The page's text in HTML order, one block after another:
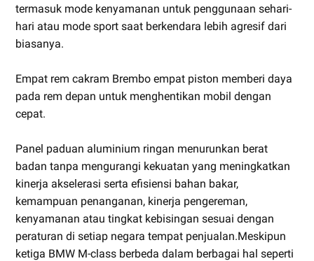
termasuk mode kenyamanan untuk penggunaan sehari-
hari atau mode sport saat berkendara lebih agresif dari
biasanya.
Empat rem cakram Brembo empat piston memberi daya
pada rem depan untuk menghentikan mobil dengan
cepat.
Panel paduan aluminium ringan menurunkan berat
badan tanpa mengurangi kekuatan yang meningkatkan
kinerja akselerasi serta efisiensi bahan bakar,
kemampuan penanganan, kinerja pengereman,
kenyamanan atau tingkat kebisingan sesuai dengan
peraturan di setiap negara tempat penjualan.Meskipun
ketiga BMW M-class berbeda dalam berbagai hal seperti